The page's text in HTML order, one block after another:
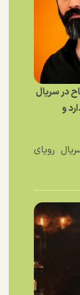
در سریال
و
رویای